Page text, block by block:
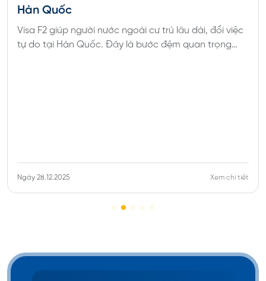
> Xem toàn bộ
Bước 3: Chứng minh nguồn gốc đối với một số
tiếp theo, du học sinh cần chứng minh một cách rõ
ràng về nguồn gốc của số tiền này.
Hàn Quốc
Visa F2 giúp người nước ngoài cư trú lâu dài, đổi việc
tự do tại Hàn Quốc. Đây là bước đệm quan trọng
Ngày 28.12.2025 Xem chi tiết